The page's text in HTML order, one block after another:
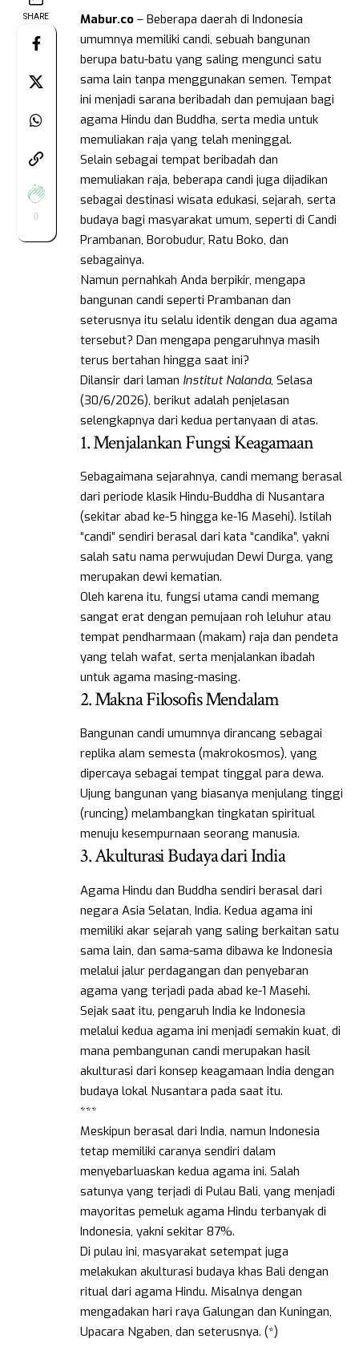
SHARE
0
Mabur.co – Beberapa daerah di Indonesia
umumnya memiliki candi, sebuah bangunan
berupa batu-batu yang saling mengunci satu
sama lain tanpa menggunakan semen. Tempat
ini menjadi sarana beribadah dan pemujaan bagi
agama Hindu dan Buddha, serta media untuk
memuliakan raja yang telah meninggal.
Selain sebagai tempat beribadah dan
memuliakan raja, beberapa candi juga dijadikan
sebagai destinasi wisata edukasi, sejarah, serta
budaya bagi masyarakat umum, seperti di Candi
Prambanan, Borobudur, Ratu Boko, dan
sebagainya.
Namun pernahkah Anda berpikir, mengapa
bangunan candi seperti Prambanan dan
seterusnya itu selalu identik dengan dua agama
tersebut? Dan mengapa pengaruhnya masih
terus bertahan hingga saat ini?
Dilansir dari laman Institut Nalanda, Selasa
(30/6/2026), berikut adalah penjelasan
selengkapnya dari kedua pertanyaan di atas.
1. Menjalankan Fungsi Keagamaan
Sebagaimana sejarahnya, candi memang berasal
dari periode klasik Hindu-Buddha di Nusantara
(sekitar abad ke-5 hingga ke-16 Masehi). Istilah
“candi” sendiri berasal dari kata “candika”, yakni
salah satu nama perwujudan Dewi Durga, yang
merupakan dewi kematian.
Oleh karena itu, fungsi utama candi memang
sangat erat dengan pemujaan roh leluhur atau
tempat pendharmaan (makam) raja dan pendeta
yang telah wafat, serta menjalankan ibadah
untuk agama masing-masing.
2. Makna Filosofis Mendalam
Bangunan candi umumnya dirancang sebagai
replika alam semesta (makrokosmos), yang
dipercaya sebagai tempat tinggal para dewa.
Ujung bangunan yang biasanya menjulang tinggi
(runcing) melambangkan tingkatan spiritual
menuju kesempurnaan seorang manusia.
3. Akulturasi Budaya dari India
Agama Hindu dan Buddha sendiri berasal dari
negara Asia Selatan, India. Kedua agama ini
memiliki akar sejarah yang saling berkaitan satu
sama lain, dan sama-sama dibawa ke Indonesia
melalui jalur perdagangan dan penyebaran
agama yang terjadi pada abad ke-1 Masehi.
Sejak saat itu, pengaruh India ke Indonesia
melalui kedua agama ini menjadi semakin kuat, di
mana pembangunan candi merupakan hasil
akulturasi dari konsep keagamaan India dengan
budaya lokal Nusantara pada saat itu.
***
Meskipun berasal dari India, namun Indonesia
tetap memiliki caranya sendiri dalam
menyebarluaskan kedua agama ini. Salah
satunya yang terjadi di Pulau Bali, yang menjadi
mayoritas pemeluk agama Hindu terbanyak di
Indonesia, yakni sekitar 87%.
Di pulau ini, masyarakat setempat juga
melakukan akulturasi budaya khas Bali dengan
ritual dari agama Hindu. Misalnya dengan
mengadakan hari raya Galungan dan Kuningan,
Upacara Ngaben, dan seterusnya. (*)